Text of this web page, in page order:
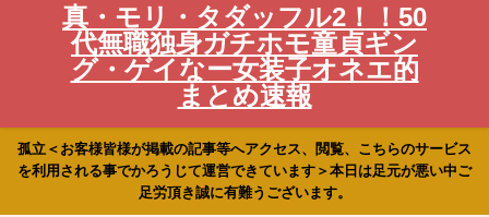
真・モリ・タダッフル2！！50
代無職独身ガチホモ童貞ギン
グ・ゲイなー女装子オネエ的
まとめ速報
孤立＜お客様皆様が掲載の記事等へアクセス、閲覧、こちらのサービス
を利用される事でかろうじて運営できています＞本日は足元が悪い中ご
足労頂き誠に有難うございます。